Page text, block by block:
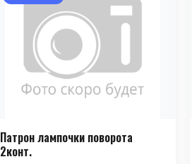
Патрон лампочки поворота
2конт.